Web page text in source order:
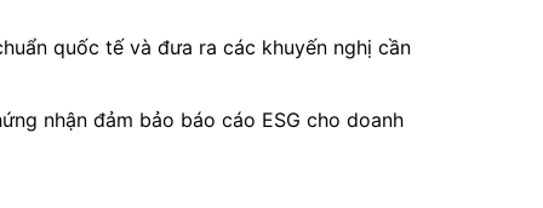
quốc tế và đưa ra các khuyến nghị cần
nhận đảm bảo báo cáo ESG cho doanh